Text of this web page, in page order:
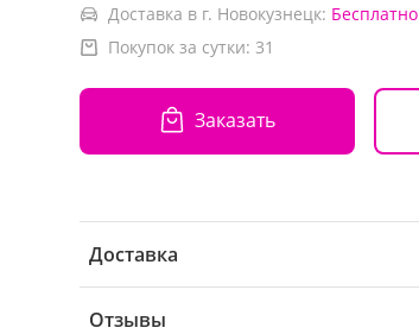
Доставка в г. Новокузнецк: Бесплатно
Покупок за сутки: 31
Заказать
Доставка
Отзывы